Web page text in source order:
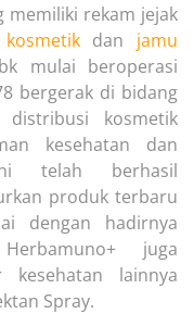
memiliki rekam jejak
kosmetik dan jamu
mulai beroperasi
bergerak di bidang
distribusi kosmetik
kesehatan dan
telah berhasil
produk terbaru
dengan hadirnya
juga
lainnya
Spray.